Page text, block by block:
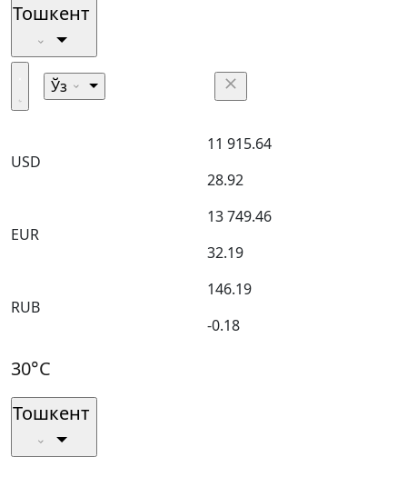
Тошкент
Ўз
USD
11 915.64
28.92
EUR
13 749.46
32.19
RUB
146.19
-0.18
30°C
Тошкент